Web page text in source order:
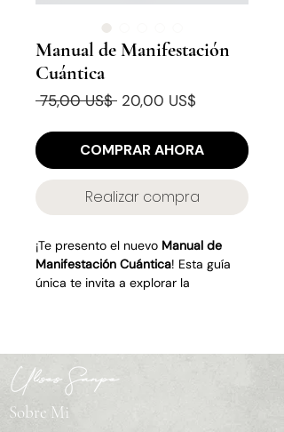
Manual de Manifestación
Cuántica
75,00 US$ Precio
20,00 US$
oferta
COMPRAR AHORA
Realizar compra
¡Te presento el nuevo Manual de
Manifestación Cuántica! Esta guía
única te invita a explorar la
cuántica para transformar tu
realidad de manera consciente.
En este manual descubrirás cómo la
Sobre Mi